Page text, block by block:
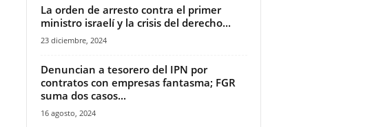
La orden de arresto contra el primer
ministro israelí y la crisis del derecho...
23 diciembre, 2024
Denuncian a tesorero del IPN por
contratos con empresas fantasma; FGR
suma dos casos...
16 agosto, 2024